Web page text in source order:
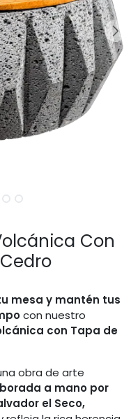
Con
mesa y mantén tus
con nuestro
con Tapa de
obra de arte
a mano por
el Seco,